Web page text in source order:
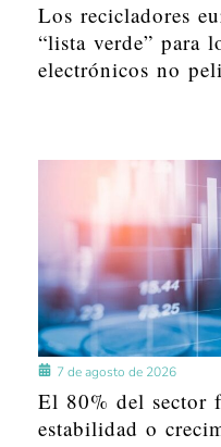
Los recicladores
“lista verde” para
electrónicos no
7 de agosto de 2026
El 80% del sector
estabilidad o